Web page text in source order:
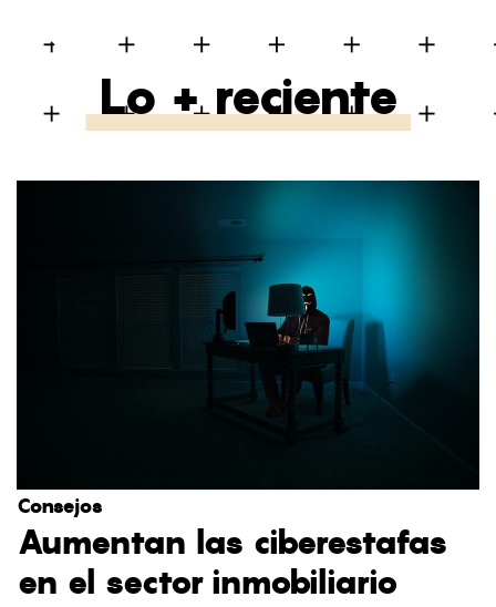
Lo + reciente
Consejos
Aumentan las ciberestafas
en el sector inmobiliario